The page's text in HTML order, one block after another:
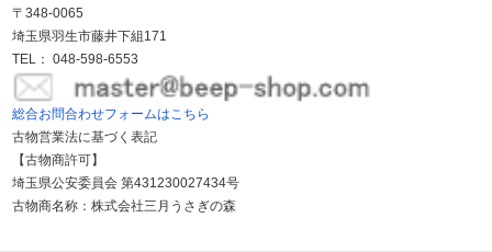
〒348-0065
埼玉県羽生市藤井下組171
TEL： 048-598-6553
総合お問合わせフォームはこちら
古物営業法に基づく表記
【古物商許可】
埼玉県公安委員会 第431230027434号
古物商名称：株式会社三月うさぎの森